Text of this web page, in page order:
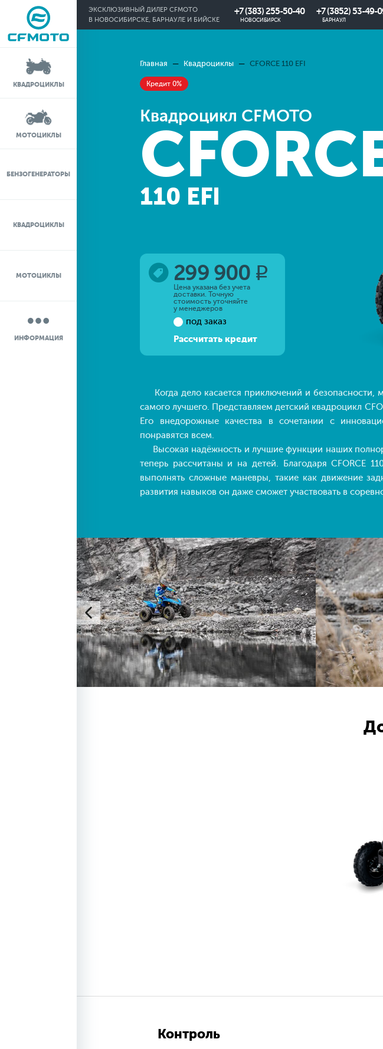
ЭКСКЛЮЗИВНЫЙ ДИЛЕР CFMOTO
В НОВОСИБИРСКЕ, БАРНАУЛЕ И БИЙСКЕ
+7 (383) 255-50-40
НОВОСИБИРСК
+7 (3852) 53-49-
БАРНАУЛ
КВАДРОЦИКЛЫ
МОТОЦИКЛЫ
БЕНЗОГЕНЕРАТОРЫ
КВАДРОЦИКЛЫ
МОТОЦИКЛЫ
ИНФОРМАЦИЯ
0%
IN
Главная Квадроциклы CFORCE 110 EFI
Кредит 0%
Квадроцикл CFMOTO
110 EFI
299 900 q
Цена указана без учета
доставки. Точную
стоимость уточняйте
у менеджеров
под заказ
Рассчитать кредит
Когда дело касается приключений и безопасности,
самого лучшего. Представляем детский квадроцикл
Его внедорожные качества в сочетании с
понравятся всем.
Высокая надёжность и лучшие функции наших
теперь рассчитаны и на детей. Благодаря CFORCE
выполнять сложные маневры, такие как движение
развития навыков он даже сможет участвовать в
Контроль